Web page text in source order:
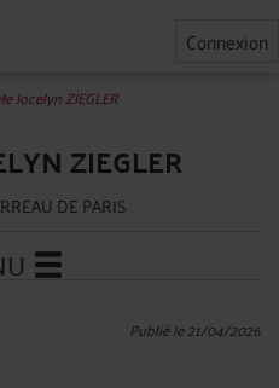
Connexion
Jocelyn ZIEGLER
ZIEGLER
DE PARIS
Publié le 21/04/2026